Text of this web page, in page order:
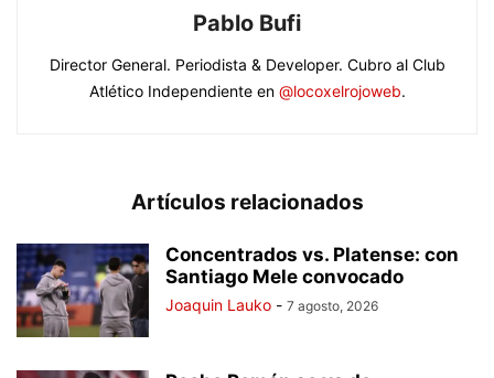
Pablo Bufi
Director General. Periodista & Developer. Cubro al Club
Atlético Independiente en @locoxelrojoweb.
Artículos relacionados
Concentrados vs. Platense: con
Santiago Mele convocado
Joaquin Lauko - 7 agosto, 2026